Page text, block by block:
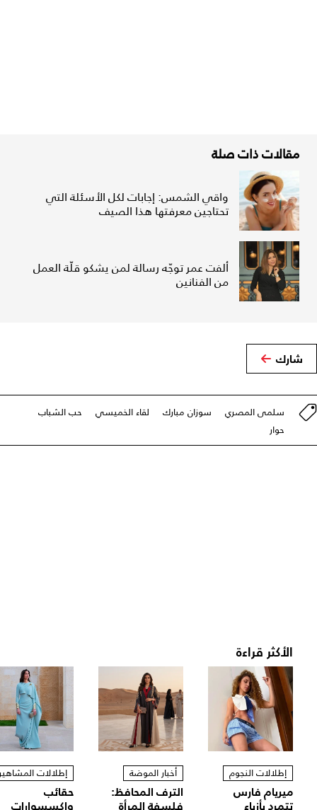
مقالات ذات صلة
واقي الشمس: إجابات لكل الأسئلة التي
تحتاجين معرفتها هذا الصيف
ألفت عمر توجّه رسالة لمن يشكو قلّة العمل
من الفنانين
شارك
سلمى المصري سوزان مبارك لقاء الخميسي
حب الشباب
حوار
الأكثر قراءة
إطلالات النجوم
ميريام فارس
تتمرد بأزياء
أخبار الموضة
الترف المحافظ:
فلسفة المرأة
إطلالات
حقائب
وإكسسوارات